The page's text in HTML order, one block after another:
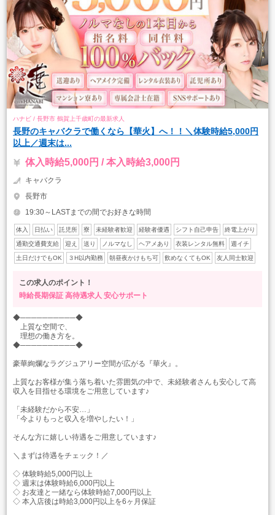
ハナビ / 長野市 鶴賀上千歳町の最新求人
長野のキャバクラで働くなら【華火】へ！！＼体験時給5,000円
以上／週末は...
体入時給5,000円 / 本入時給3,000円
キャバクラ
長野市
19:30～LASTまでの間でお好きな時間
体入 日払い 託児所 寮 未経験者歓迎 経験者優遇 シフト自己申告 終電上がり
通勤交通費支給 迎え 送り ノルマなし ヘアメあり 衣装レンタル無料 週イチ
土日だけでもOK ３H以内勤務 朝昼夜かけもち可 飲めなくてもOK 友人同士歓迎
この求人のポイント！
時給長期保証 高待遇求人 安心サポート
◆──────────◆
上質な空間で、
理想の働き方を。
◆──────────◆
豪華絢爛なラグジュアリー空間が広がる『華火』。
上質なお客様が集う落ち着いた雰囲気の中で、未経験者さんも安心して高
収入を目指せる環境をご用意しています♪
「未経験だから不安…」
「今よりもっと収入を増やしたい！」
そんな方に嬉しい待遇をご用意しています♪
＼まずは待遇をチェック！／
◇ 体験時給5,000円以上
◇ 週末は体験時給6,000円以上
◇ お友達と一緒なら体験時給7,000円以上
◇ 本入店後は時給3,000円以上を6ヶ月保証